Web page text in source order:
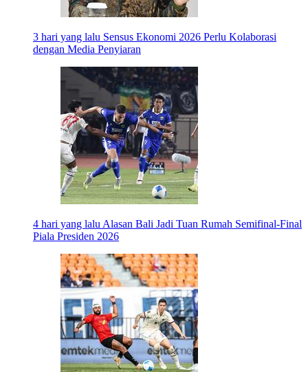
3 hari yang lalu Sensus Ekonomi 2026 Perlu Kolaborasi
dengan Media Penyiaran
4 hari yang lalu Alasan Bali Jadi Tuan Rumah Semifinal-Final
Piala Presiden 2026